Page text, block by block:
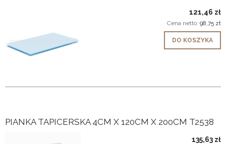
121,46 zł
Cena netto: 98,75 zł
DO KOSZYKA
PIANKA TAPICERSKA 4CM X 120CM X 200CM T2538
135,63 zł